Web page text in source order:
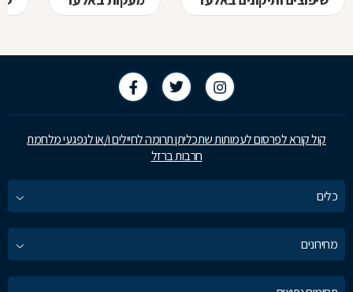
קול קורא לפרסום לעמותות שתכליתן תרומה לחיילים ו/או לנפגעי מלחמת
חרבות ברזל
כלים
מחירונים